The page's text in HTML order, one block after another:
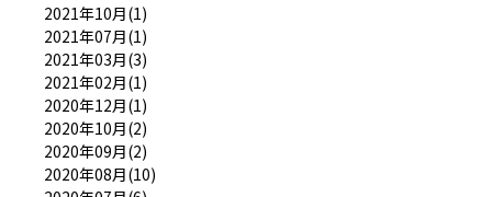
2021年10月(1)
2021年07月(1)
2021年03月(3)
2021年02月(1)
2020年12月(1)
2020年10月(2)
2020年09月(2)
2020年08月(10)